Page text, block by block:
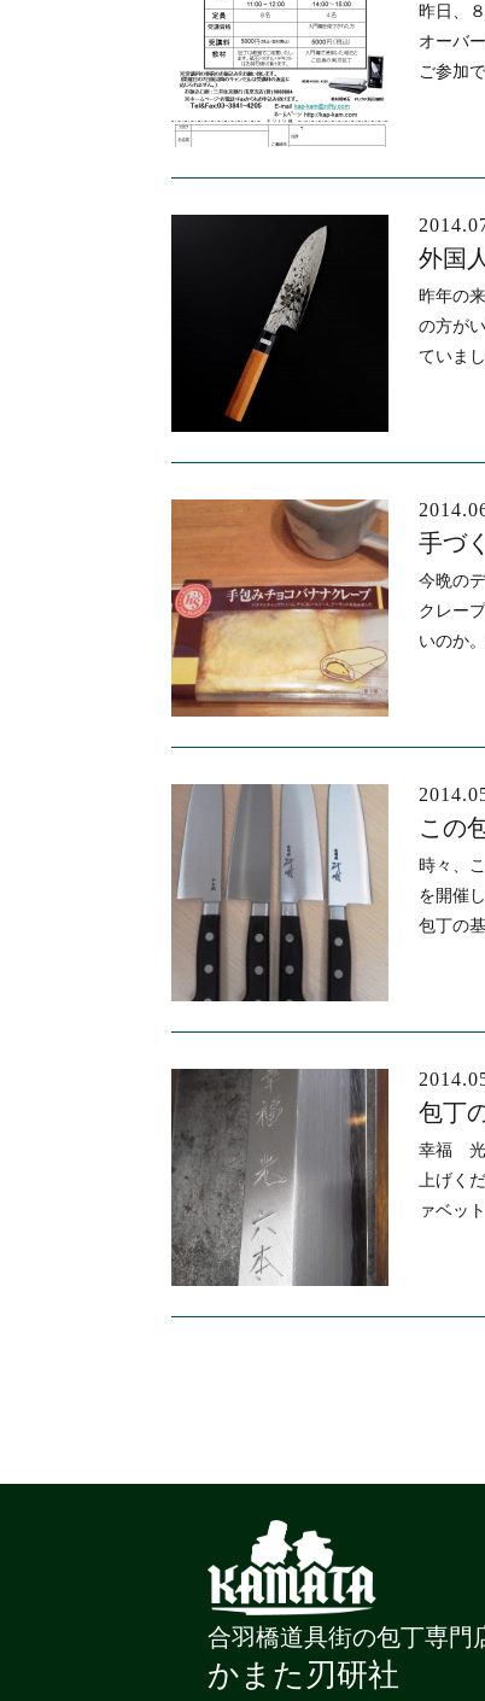
昨日、
オーバ
ご参加
外国
昨年の
の方が
ていま
手づ
今晩の
クレー
いのか
この
時々、
を開催
包丁の
包丁
幸福 光
上げく
ァベッ
合羽橋道具街の包丁専門
かまた刃研社